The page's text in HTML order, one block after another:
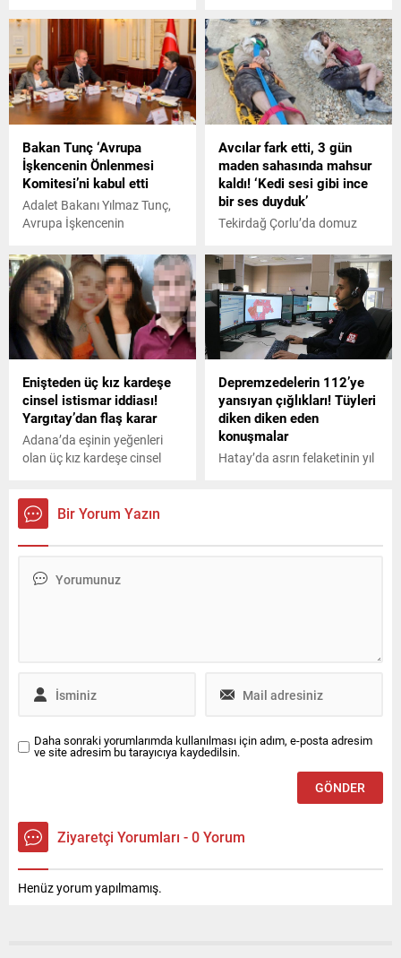
Yargıtay'a göndermesine
ilişkin konuştu.
Ebubekir Şahin, AKP’li
Cumhurbaşkanı Recep
Tayyip Erdoğan ve ailesine
yönelik hakaret içeren
söylemlere sert tepki
gösterdi.
Bakan Tunç ‘Avrupa
İşkencenin Önlenmesi
Komitesi’ni kabul etti
Adalet Bakanı Yılmaz Tunç,
Avrupa İşkencenin
araya geldi.
Avcılar fark etti, 3 gün
maden sahasında mahsur
kaldı! ‘Kedi sesi gibi ince
bir ses duyduk’
Tekirdağ Çorlu’da domuz
ettiği, maden sahasında
yaklaşık 3 gündür mahsur
kalan Fransız gezgin, itfaiye
tarafından bitkin vaziyette
sağ kurtarıldı. Avcı Destegül,
“Kedi sesi diye gittik, sonra
görünce yardımına koştuk”
dedi.
Enişteden üç kız kardeşe
cinsel istismar iddiası!
Yargıtay’dan flaş karar
Adana’da eşinin yeğenleri
olan üç kız kardeşe cinsel
H.İ. (48), Yargıtay’ın kararı
bozmasının ardından
yeniden yapılan yargılamada
Depremzedelerin 112’ye
yansıyan çığlıkları! Tüyleri
diken diken eden
konuşmalar
Hatay’da asrın felaketinin yıl
Çağrı Merkezi personelinin
Bir Yorum Yazın
Daha sonraki yorumlarımda kullanılması için adım, e-posta adresim
ve site adresim bu tarayıcıya kaydedilsin.
Ziyaretçi Yorumları - 0 Yorum
Henüz yorum yapılmamış.